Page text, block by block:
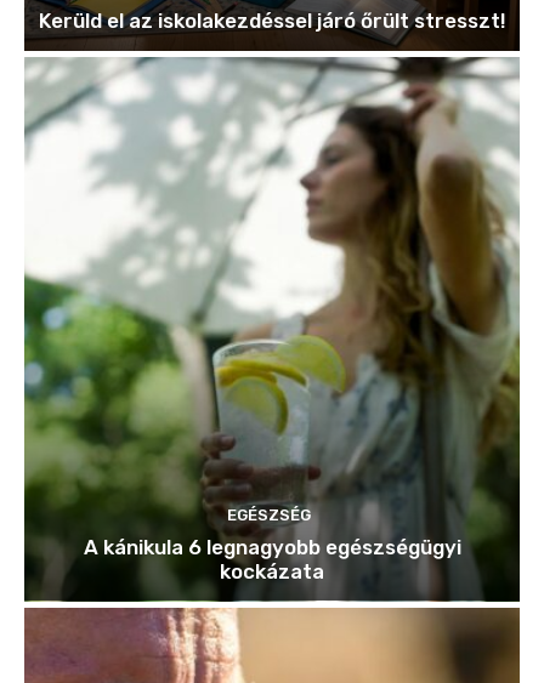
Kerüld el az iskolakezdéssel járó őrült stresszt!
EGÉSZSÉG
A kánikula 6 legnagyobb egészségügyi
kockázata